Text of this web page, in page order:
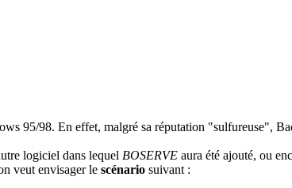
95/98. En effet, malgré sa réputation "sulfureuse",
logiciel dans lequel BOSERVE aura été ajouté, ou
veut envisager le scénario suivant :